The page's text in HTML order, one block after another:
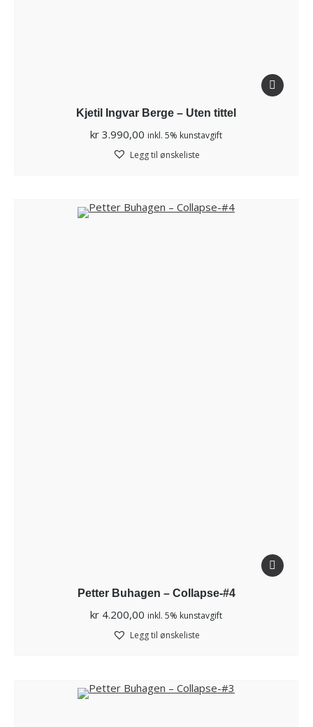
Kjetil Ingvar Berge – Uten tittel
kr 3.990,00 inkl. 5% kunstavgift
Legg til ønskeliste
Petter Buhagen – Collapse-#4
kr 4.200,00 inkl. 5% kunstavgift
Legg til ønskeliste